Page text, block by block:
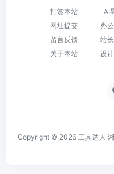
打赏本站
网址提交
留言反馈
关于本站
AI
办
站
设
Copyright © 2026 工具达人